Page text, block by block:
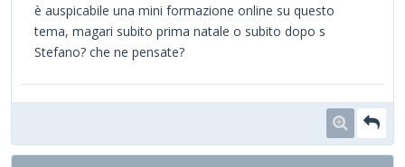
è auspicabile una mini formazione online su questo
tema, magari subito prima natale o subito dopo s
Stefano? che ne pensate?